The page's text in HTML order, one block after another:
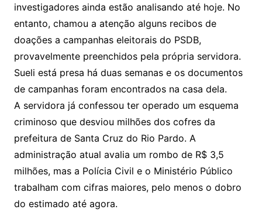
investigadores ainda estão analisando até hoje. No
entanto, chamou a atenção alguns recibos de
doações a campanhas eleitorais do PSDB,
provavelmente preenchidos pela própria servidora.
Sueli está presa há duas semanas e os documentos
de campanhas foram encontrados na casa dela.
A servidora já confessou ter operado um esquema
criminoso que desviou milhões dos cofres da
prefeitura de Santa Cruz do Rio Pardo. A
administração atual avalia um rombo de R$ 3,5
milhões, mas a Polícia Civil e o Ministério Público
trabalham com cifras maiores, pelo menos o dobro
do estimado até agora.